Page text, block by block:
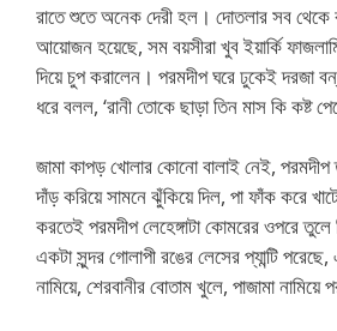
রাতে শুতে অনেক দেরী হল। দোতলার সব থেকে
আয়োজন হয়েছে, সম বয়সীরা খুব ইয়ার্কি
দিয়ে চুপ করালেন। পরমদীপ ঘরে ঢুকেই দরজা
ধরে বলল, ‘রানী তোকে ছাড়া তিন মাস কি কষ্ট
জামা কাপড় খোলার কোনো বালাই নেই, পরমদীপ
দাঁড় করিয়ে সামনে ঝুঁকিয়ে দিল, পা ফাঁক করে
করতেই পরমদীপ লেহেঙ্গাটা কোমরের ওপরে তুলে
একটা সুন্দর গোলাপী রঙের লেসের প্যান্টি
নামিয়ে, শেরবানীর বোতাম খুলে, পাজামা